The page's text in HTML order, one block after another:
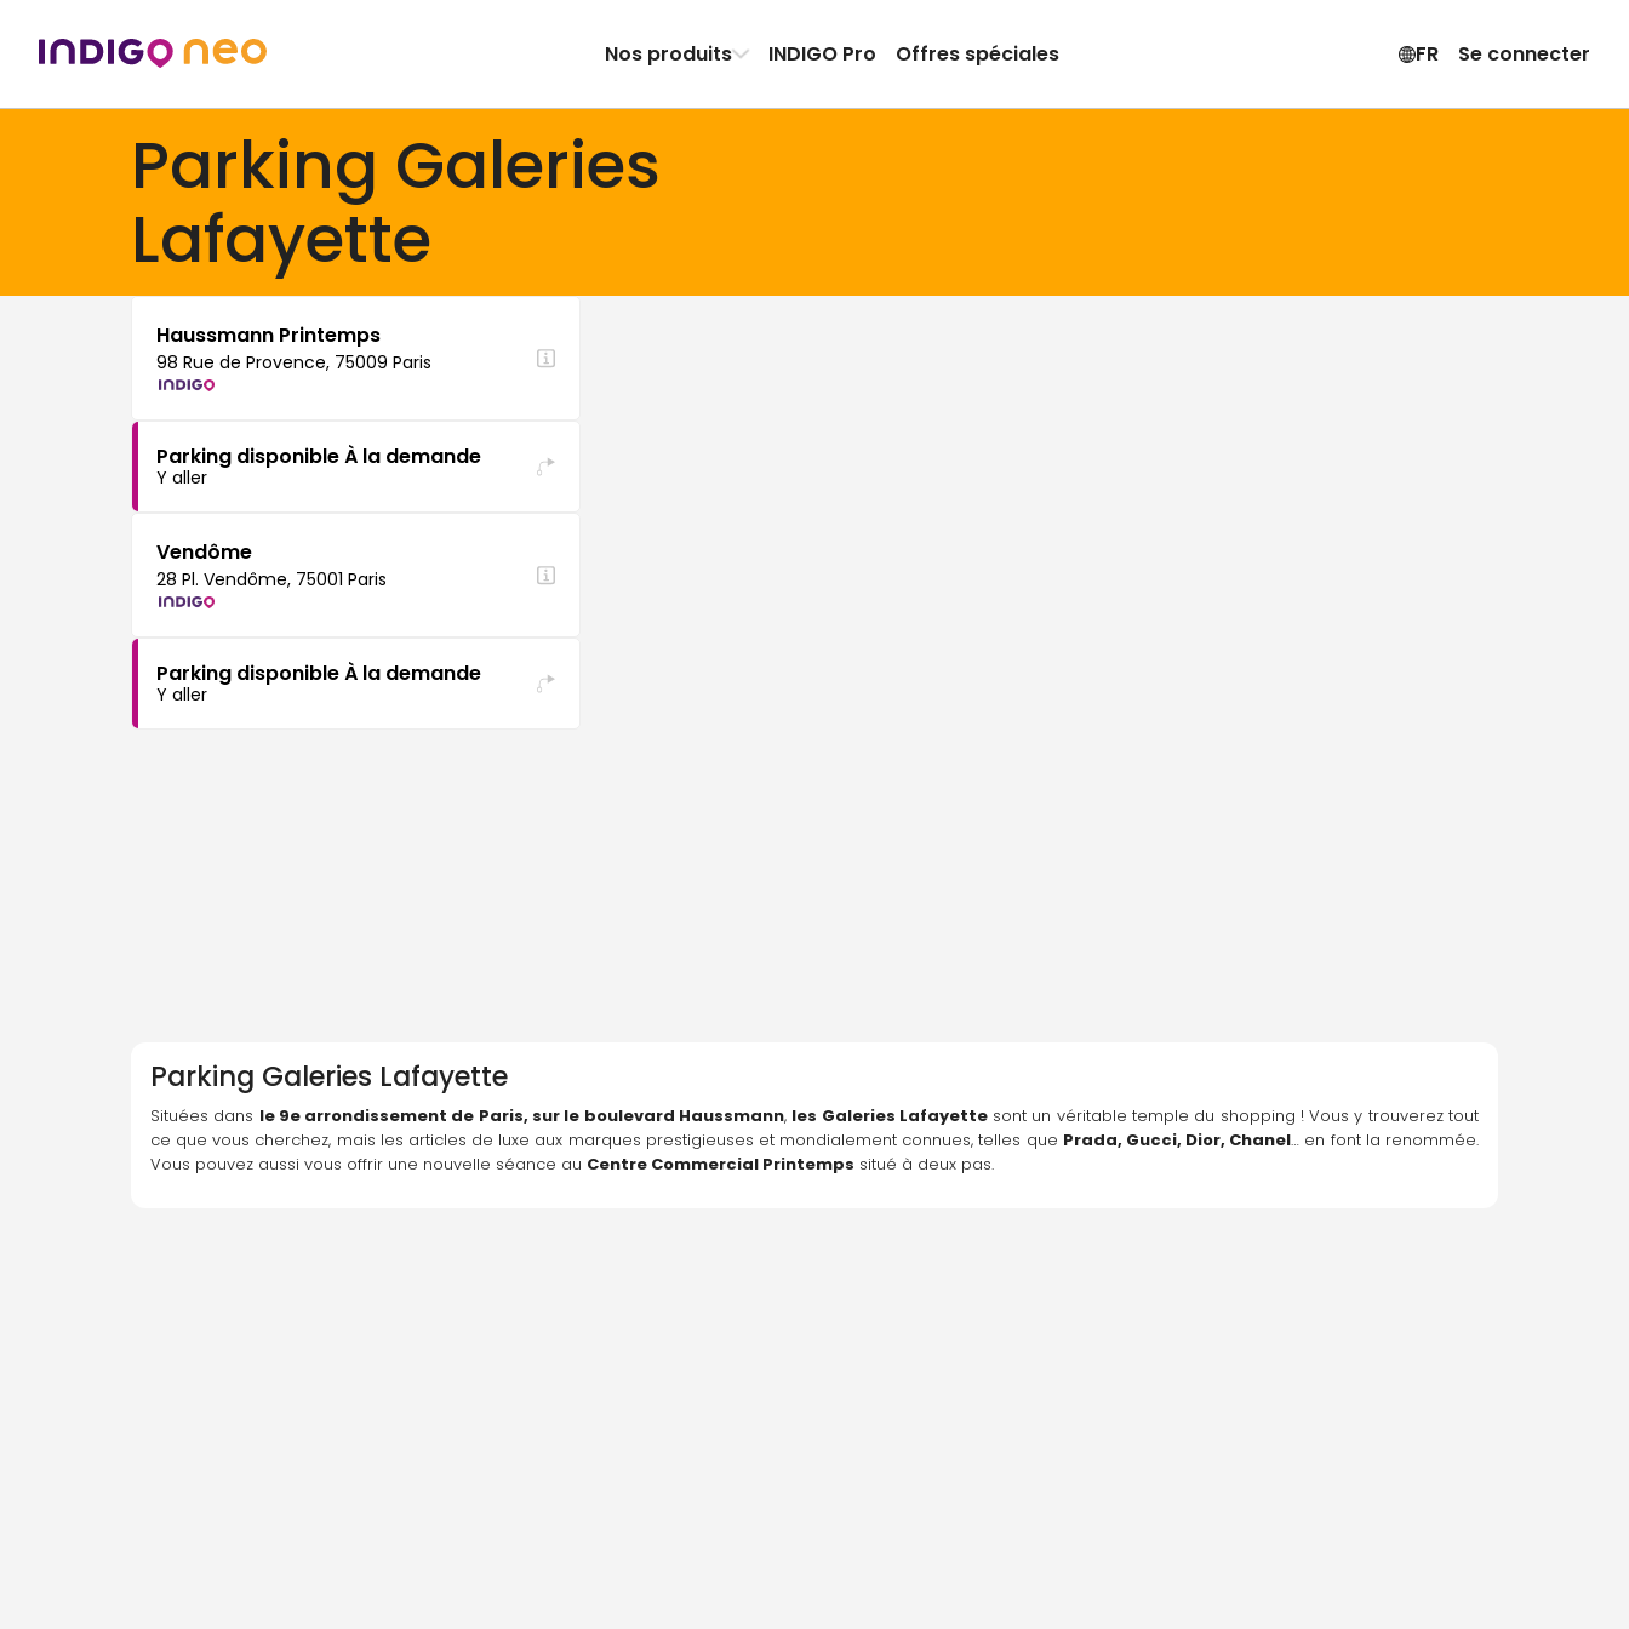
Nos produits INDIGO Pro Offres spéciales FR Se connecter
Parking Galeries
Lafayette
Haussmann Printemps
98 Rue de Provence, 75009 Paris
Parking disponible À la demande
Y aller
Vendôme
28 Pl. Vendôme, 75001 Paris
Parking disponible À la demande
Y aller
Parking Galeries Lafayette
Situées dans le 9e arrondissement de Paris, sur le boulevard Haussmann, les Galeries Lafayette sont un véritable temple du shopping ! Vous y trouverez tout
ce que vous cherchez, mais les articles de luxe aux marques prestigieuses et mondialement connues, telles que Prada, Gucci, Dior, Chanel… en font la renommée.
Vous pouvez aussi vous offrir une nouvelle séance au Centre Commercial Printemps situé à deux pas.